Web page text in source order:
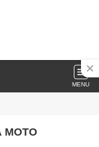
MENU
MOTO